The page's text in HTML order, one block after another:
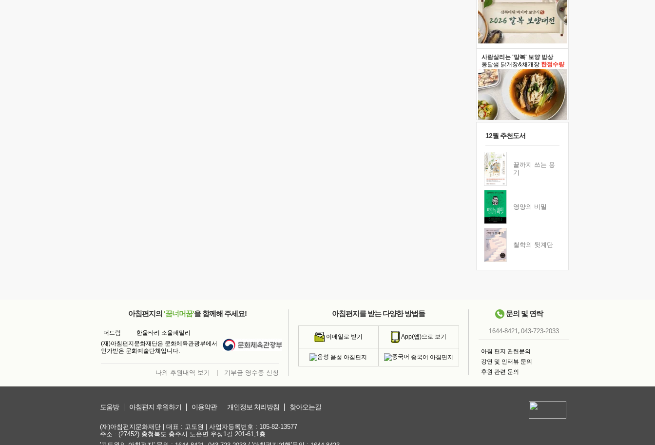
사람살리는 '말복' 보양 밥상
옹달샘 닭개장&채개장 한정수량
12월 추천도서
끝까지 쓰는 용
기
영양의 비밀
철학의 뒷계단
아침편지의 '꿈너머꿈'을 함께해 주세요!
더드림
한울타리 소울패밀리
(재)아침편지문화재단은 문화체육관광부에서
인가받은 문화예술단체입니다.
나의 후원내역 보기 기부금 영수증 신청
아침편지를 받는 다양한 방법들
이메일로 받기 App(앱)으로 보기
음성 아침편지 중국어 아침편지
문의 및 연락
1644-8421, 043-723-2033
아침 편지 관련문의
강연 및 인터뷰 문의
후원 관련 문의
도움방 아침편지 후원하기 이용약관 개인정보 처리방침 찾아오는길
(재)아침편지문화재단 | 대표 : 고도원 | 사업자등록번호 : 105-82-13577
주소 : (27452) 충청북도 충주시 노은면 우성1길 201-61,1층